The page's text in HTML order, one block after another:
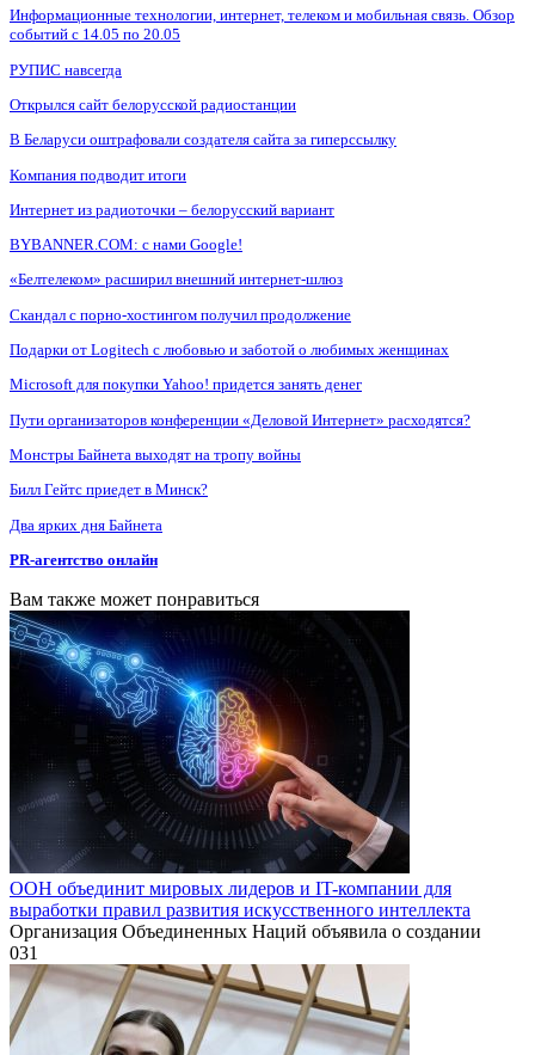
Информационные технологии, интернет, телеком и мобильная связь. Обзор
событий с 14.05 по 20.05
РУПИС навсегда
Открылся сайт белорусской радиостанции
В Беларуси оштрафовали создателя сайта за гиперссылку
Компания подводит итоги
Интернет из радиоточки – белорусский вариант
BYBANNER.COM: c нами Google!
«Белтелеком» расширил внешний интернет-шлюз
Скандал с порно-хостингом получил продолжение
Подарки от Logitech с любовью и заботой о любимых женщинах
Microsoft для покупки Yahoo! придется занять денег
Пути организаторов конференции «Деловой Интернет» расходятся?
Монстры Байнета выходят на тропу войны
Билл Гейтс приедет в Минск?
Два ярких дня Байнета
PR-агентство онлайн
Вам также может понравиться
ООН объединит мировых лидеров и IT-компании для
выработки правил развития искусственного интеллекта
Организация Объединенных Наций объявила о создании
031